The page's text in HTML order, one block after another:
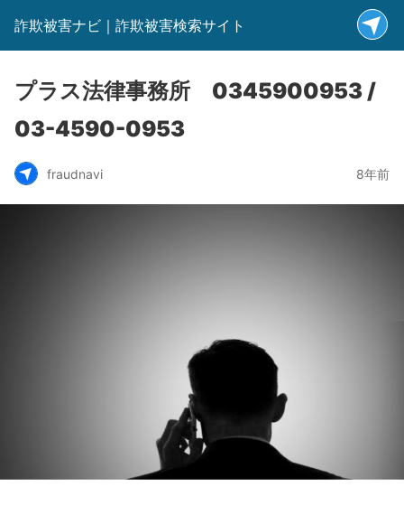
詐欺被害ナビ｜詐欺被害検索サイト
プラス法律事務所 0345900953 /
03-4590-0953
fraudnavi 8年前